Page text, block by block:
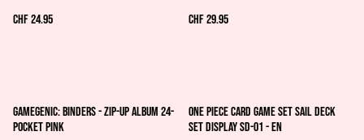
CHF 24.95
CHF 29.95
Gamegenic: Binders - Zip-Up Album 24-
Pocket Pink
ONE PIECE CARD GAME SET SAIL DECK
SET DISPLAY SD-01 - EN